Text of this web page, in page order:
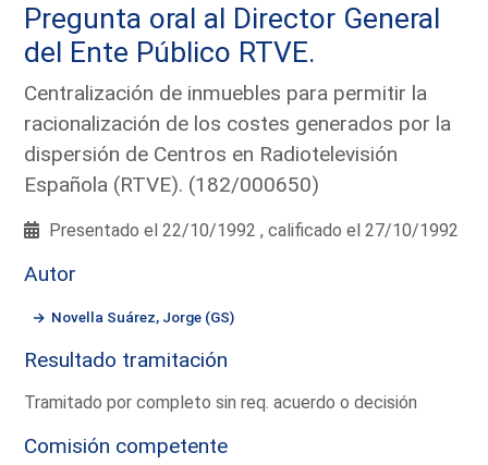
Pregunta oral al Director General
del Ente Público RTVE.
Centralización de inmuebles para permitir la
racionalización de los costes generados por la
dispersión de Centros en Radiotelevisión
Española (RTVE). (182/000650)
Presentado el 22/10/1992 , calificado el 27/10/1992
Autor
Novella Suárez, Jorge (GS)
Resultado tramitación
Tramitado por completo sin req. acuerdo o decisión
Comisión competente